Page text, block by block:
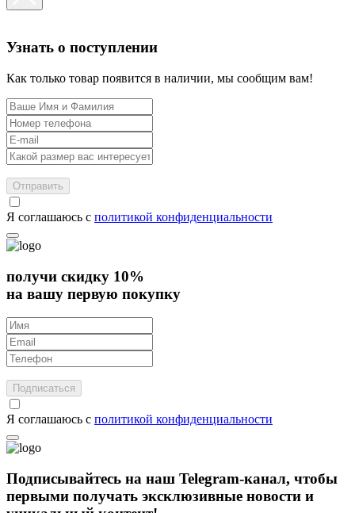
Узнать о поступлении
Как только товар появится в наличии, мы сообщим вам!
Отправить
Я соглашаюсь с политикой конфиденциальности
получи скидку 10%
на вашу первую покупку
Подписаться
Я соглашаюсь с политикой конфиденциальности
Подписывайтесь на наш Telegram-канал, чтобы
первыми получать эксклюзивные новости и